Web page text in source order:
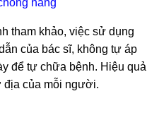
nắng
tham khảo, việc sử dụng
của bác sĩ, không tự áp
để tự chữa bệnh. Hiệu quả
địa của mỗi người.